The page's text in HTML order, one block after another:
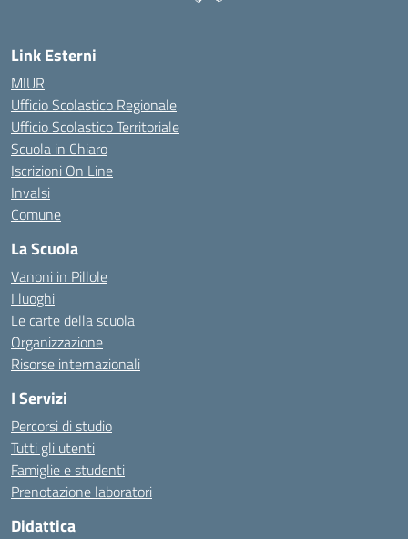
Link Esterni
MIUR
Ufficio Scolastico Regionale
Ufficio Scolastico Territoriale
Scuola in Chiaro
Iscrizioni On Line
Invalsi
Comune
La Scuola
Vanoni in Pillole
I luoghi
Le carte della scuola
Organizzazione
Risorse internazionali
I Servizi
Percorsi di studio
Tutti gli utenti
Famiglie e studenti
Prenotazione laboratori
Didattica